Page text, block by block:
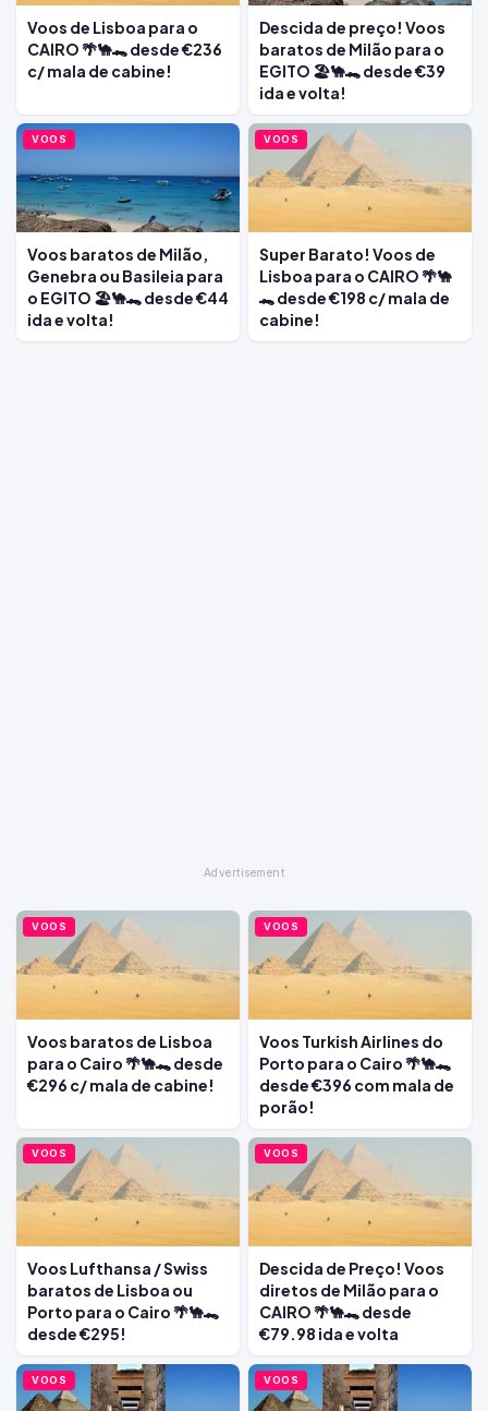
Voos de Lisboa para o
CAIRO 🌴🐪🐊 desde €236
c/ mala de cabine!
Descida de preço! Voos
baratos de Milão para o
EGITO 🏖️🐪🐊 desde €39
ida e volta!
VOOS
Voos baratos de Milão,
Genebra ou Basileia para
o EGITO 🏖️🐪🐊 desde €44
ida e volta!
VOOS
Super Barato! Voos de
Lisboa para o CAIRO 🌴🐪
🐊 desde €198 c/ mala de
cabine!
VOOS
Voos baratos de Lisboa
para o Cairo 🌴🐪🐊 desde
€296 c/ mala de cabine!
VOOS
Voos Turkish Airlines do
Porto para o Cairo 🌴🐪🐊
desde €396 com mala de
porão!
VOOS
Voos Lufthansa / Swiss
baratos de Lisboa ou
Porto para o Cairo 🌴🐪🐊
desde €295!
VOOS
Descida de Preço! Voos
diretos de Milão para o
CAIRO 🌴🐪🐊 desde
€79.98 ida e volta
VOOS VOOS